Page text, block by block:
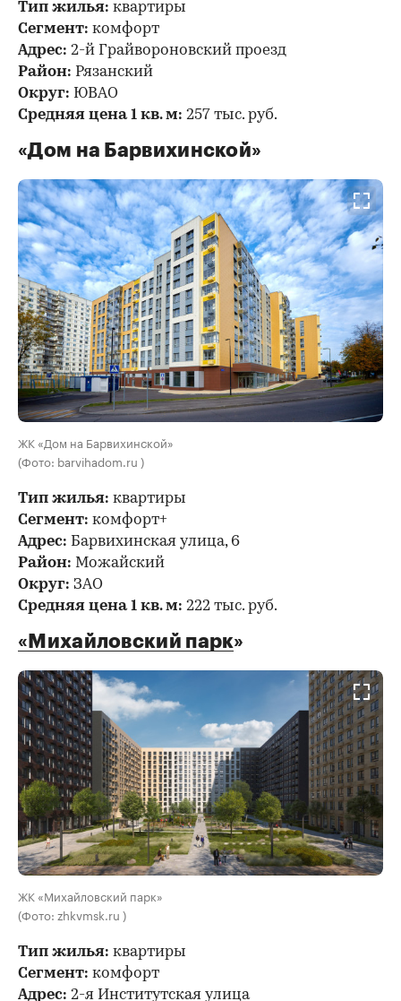
Тип жилья: квартиры
Сегмент: комфорт
Адрес: 2-й Грайвороновский проезд
Район: Рязанский
Округ: ЮВАО
Средняя цена 1 кв. м: 257 тыс. руб.
«Дом на Барвихинской»
ЖК «Дом на Барвихинской»
(Фото: barvihadom.ru )
Тип жилья: квартиры
Сегмент: комфорт+
Адрес: Барвихинская улица, 6
Район: Можайский
Округ: ЗАО
Средняя цена 1 кв. м: 222 тыс. руб.
«Михайловский парк»
ЖК «Михайловский парк»
(Фото: zhkvmsk.ru )
Тип жилья: квартиры
Сегмент: комфорт
Адрес: 2-я Институтская улица